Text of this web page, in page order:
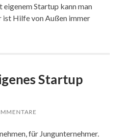
eigenem Startup kann man
ist Hilfe von Außen immer
Startup
für Jungunternehmer.